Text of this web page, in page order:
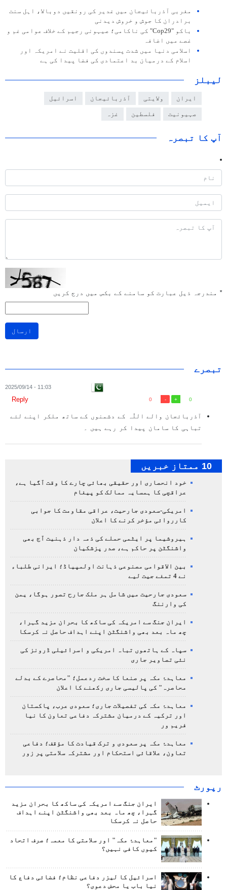
مغربی آذربائیجان میں غدیر کی رونقیں دوبالا، اہل سنت
برادران کا جوش و خروش دیدنی
باکو "Cop29" کی ناکامی؛ صیہونی رجیم کے خلاف عوامی غم و
غصے میں اضافہ
اسلامی دنیا میں شدت پسندوں کی اقلیت نے امریکہ اور
اسلام کے درمیان بد اعتمادی کی فضا پیدا کی ہے
لیبلز
ایران ولایتی آذربائیجان اسرائیل
صہیونیت فلسطین غزہ
آپ کا تبصرہ
* مندرجہ ذیل عبارت کو سامنے کے بکس میں درج کریں
ارسال
تبصرے
11:03 - 2025/09/14
0
0
Reply
آذربائجان والے اللّٰہ کے دشمنوں کے ساتھ ملکر اپنے لئے
تباہی کا سامان پیدا کر رہے ہیں ۔
10 ممتاز خبریں
خود انحصاری اور حقیقی بھائی چارے کا وقت آگیا ہے،
عراقچی کا ہمسایہ ممالک کو پیغام
امریکی-سعودی جارحیت، عراقی مقاومت کا جوابی
کارروائی مؤخر کرنے کا اعلان
ہیروشیما پر ایٹمی حملے کی ذمہ دار ذہنیت آج بھی
واشنگٹن پر حاکم ہے، صدر پزشکیان
بین الاقوامی مصنوعی ذہانت اولمپیاڈ؛ ایرانی طلباء
نے 4 تمغے جیت لیے
سعودی جارحیت میں شامل ہر ملک جارح تصور ہوگا، یمن
کی وارننگ
ایران جنگ سے امریکہ کی ساکھ کا بحران مزید گہرا،
چھ ماہ بعد بھی واشنگٹن اپنے اہداف حاصل نہ کرسکا
سپاہ کے ہاتھوں تباہ امریکی و اسرائیلی ڈرونز کی
نئی تصاویر جاری
معاہدۂ مکہ پر صنعا کا سخت ردعمل؛ "محاصرے کے بدلے
محاصرہ" کی پالیسی جاری رکھنے کا اعلان
معاہدۂ مکہ کی تفصیلات جاری؛ سعودی عرب، پاکستان
اور ترکیہ کے درمیان مشترکہ دفاعی تعاون کا نیا
فریم ور
معاہدۂ مکہ پر سعودی و ترک قیادت کا مؤقف؛ دفاعی
تعاون، علاقائی استحکام اور مشترکہ سلامتی پر زور
رپورٹ
ایران جنگ سے امریکہ کی ساکھ کا بحران مزید
گہرا، چھ ماہ بعد بھی واشنگٹن اپنے اہداف
حاصل نہ کرسکا
"معاہدۂ مکہ" اور سلامتی کا معمہ؛ صرف اتحاد
کیوں کافی نہیں؟
اسرائیل کا لیزر دفاعی نظام؛ فضائی دفاع کا
نیا باب یا محض دعوی؟